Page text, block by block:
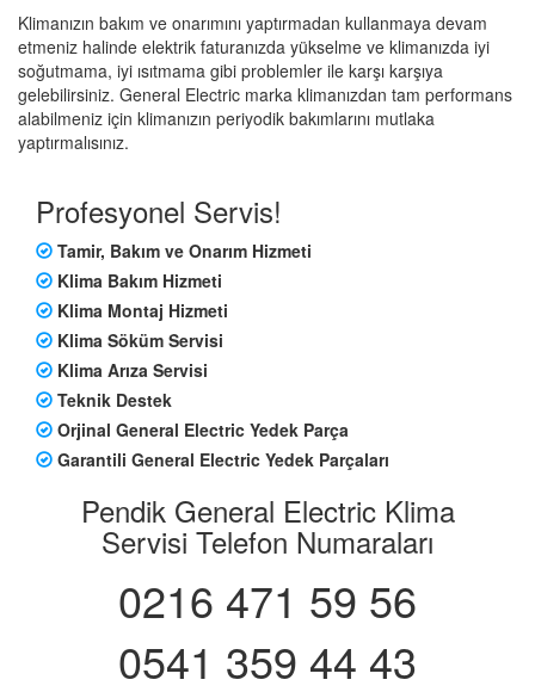
Klimanızın bakım ve onarımını yaptırmadan kullanmaya devam
etmeniz halinde elektrik faturanızda yükselme ve klimanızda iyi
soğutmama, iyi ısıtmama gibi problemler ile karşı karşıya
gelebilirsiniz. General Electric marka klimanızdan tam performans
alabilmeniz için klimanızın periyodik bakımlarını mutlaka
yaptırmalısınız.
Profesyonel Servis!
Tamir, Bakım ve Onarım Hizmeti
Klima Bakım Hizmeti
Klima Montaj Hizmeti
Klima Söküm Servisi
Klima Arıza Servisi
Teknik Destek
Orjinal General Electric Yedek Parça
Garantili General Electric Yedek Parçaları
Pendik General Electric Klima
Servisi Telefon Numaraları
0216 471 59 56
0541 359 44 43